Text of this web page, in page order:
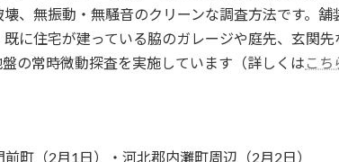
、無振動・無騒音のクリーンな調査方法です。舗
に住宅が建っている脇のガレージや庭先、玄関先
の常時微動探査を実施しています（詳しくは こち
町（2月1日）・河北郡内灘町周辺（2月2日）